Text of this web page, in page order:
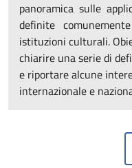
panoramica sulle
definite comunemente
istituzioni culturali.
chiarire una serie di
e riportare alcune
internazionale e